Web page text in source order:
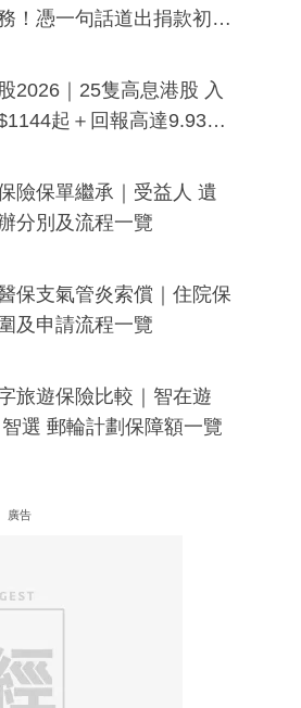
！憑一句話道出捐款初
誤當詐騙手段
2026｜25隻高息港股 入
起＋回報高達9.93
險保單繼承｜受益人 遺
分別及流程一覽
保支氣管炎索償｜住院保
及申請流程一覽
旅遊保險比較｜智在遊
選 郵輪計劃保障額一覽
廣告